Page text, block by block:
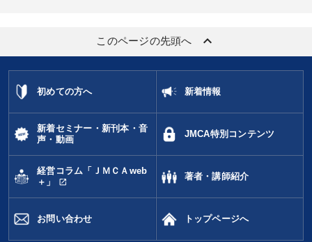
このページの先頭へ keyboard_arrow_up
初めての方へ 新着情報
新着セミナー・新刊本・音
声・動画
JMCA特別コンテンツ
経営コラム「ＪＭＣＡweb
＋」
open_in_new
著者・講師紹介
お問い合わせ トップページへ